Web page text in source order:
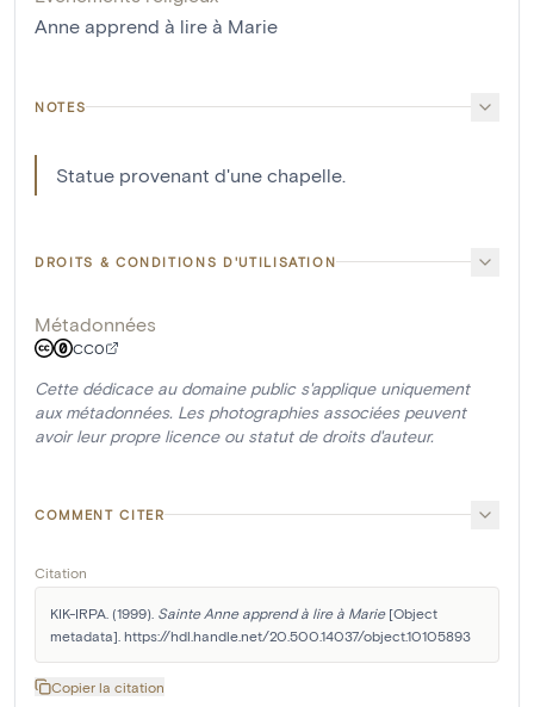
Anne apprend à lire à Marie
NOTES
Statue provenant d'une chapelle.
DROITS & CONDITIONS D'UTILISATION
Métadonnées
CC0
Cette dédicace au domaine public s'applique uniquement
aux métadonnées. Les photographies associées peuvent
avoir leur propre licence ou statut de droits d'auteur.
COMMENT CITER
Citation
KIK-IRPA. (1999). Sainte Anne apprend à lire à Marie [Object
metadata]. https://hdl.handle.net/20.500.14037/object.10105893
Copier la citation